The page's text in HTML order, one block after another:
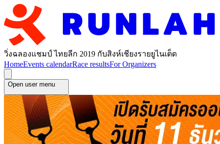
วิ่งฉลองแชมป์ ไทยลีก 2019 กับสิงห์เชียงรายยูไนเต็ด
HomeEvents calendarRace resultsFor Organizers
Open user menu